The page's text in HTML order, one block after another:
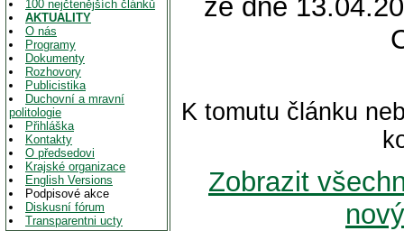
100 nejčtenějších článků
AKTUALITY
O nás
Programy
Dokumenty
Rozhovory
Publicistika
Duchovní a mravní
politologie
Přihláška
Kontakty
O předsedovi
Krajské organizace
English Versions
Podpisové akce
Diskusní fórum
Transparentni ucty
ze dne
K tomutu článku
Zobrazit